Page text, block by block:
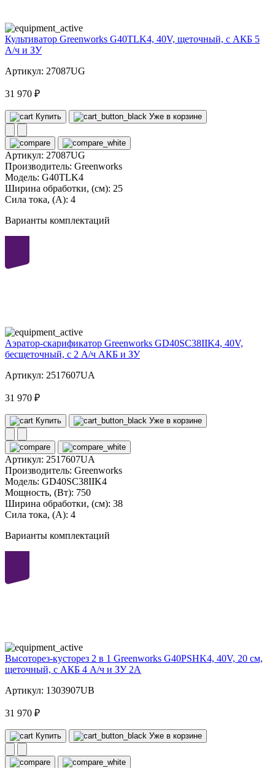
Культиватор Greenworks G40TLK4, 40V, щеточный, с АКБ 5
А/ч и ЗУ
Артикул: 27087UG
31 970 ₽
Купить Уже в корзине
Артикул: 27087UG
Производитель: Greenworks
Модель: G40TLK4
Ширина обработки, (см): 25
Сила тока, (А): 4
Варианты комплектаций
Аэратор-скарификатор Greenworks GD40SC38IIK4, 40V,
бесщеточный, с 2 А/ч АКБ и ЗУ
Артикул: 2517607UA
31 970 ₽
Купить Уже в корзине
Артикул: 2517607UA
Производитель: Greenworks
Модель: GD40SC38IIK4
Мощность, (Вт): 750
Ширина обработки, (см): 38
Сила тока, (А): 4
Варианты комплектаций
Высоторез-кусторез 2 в 1 Greenworks G40PSHK4, 40V, 20 см,
щеточный, с АКБ 4 А/ч и ЗУ 2А
Артикул: 1303907UB
31 970 ₽
Купить Уже в корзине